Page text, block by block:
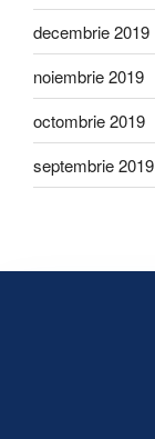
decembrie 2019
noiembrie 2019
octombrie 2019
septembrie 2019